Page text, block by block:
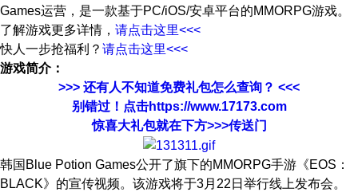
Games运营，是一款基于PC/iOS/安卓平台的MMORPG游戏。
了解游戏更多详情， 请点击这里<<<
快人一步抢福利？ 请点击这里<<<
游戏简介：
>>> 还有人不知道免费礼包怎么查询？ <<<
别错过！点击https://www.17173.com
惊喜大礼包就在下方>>>传送门
韩国Blue Potion Games公开了旗下的MMORPG手游《EOS：
BLACK》的宣传视频。该游戏将于3月22日举行线上发布会。